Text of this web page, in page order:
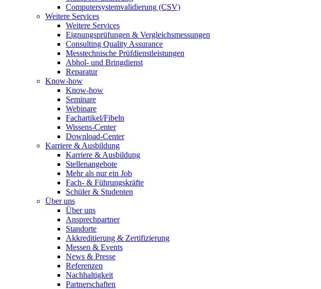
Computersystemvalidierung (CSV)
Weitere Services
Weitere Services
Eignungsprüfungen & Vergleichsmessungen
Consulting Quality Assurance
Messtechnische Prüfdienstleistungen
Abhol- und Bringdienst
Reparatur
Know-how
Know-how
Seminare
Webinare
Fachartikel/Fibeln
Wissens-Center
Download-Center
Karriere & Ausbildung
Karriere & Ausbildung
Stellenangebote
Mehr als nur ein Job
Fach- & Führungskräfte
Schüler & Studenten
Über uns
Über uns
Ansprechpartner
Standorte
Akkreditierung & Zertifizierung
Messen & Events
News & Presse
Referenzen
Nachhaltigkeit
Partnerschaften